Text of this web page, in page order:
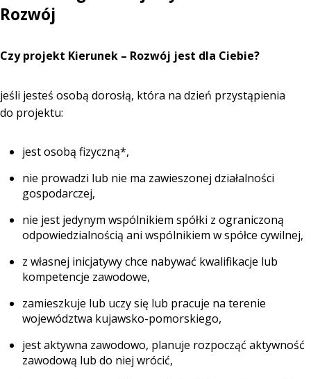
Strefa klienta
Zapisy na kursy
angielskim
Duplikat książeczki operatora
Aktualizacja uprawnień
Certyfikat ISO 9001
O nas
Kontakt
Rozwój
Czy projekt Kierunek – Rozwój jest dla Ciebie?
jeśli jesteś osobą dorosłą, która na dzień przystąpienia
do projektu:
jest osobą fizyczną*,
nie prowadzi lub nie ma zawieszonej działalności
gospodarczej,
nie jest jedynym wspólnikiem spółki z ograniczoną
odpowiedzialnością ani wspólnikiem w spółce cywilnej,
z własnej inicjatywy chce nabywać kwalifikacje lub
kompetencje zawodowe,
zamieszkuje lub uczy się lub pracuje na terenie
województwa kujawsko-pomorskiego,
jest aktywna zawodowo, planuje rozpocząć aktywność
zawodową lub do niej wrócić,